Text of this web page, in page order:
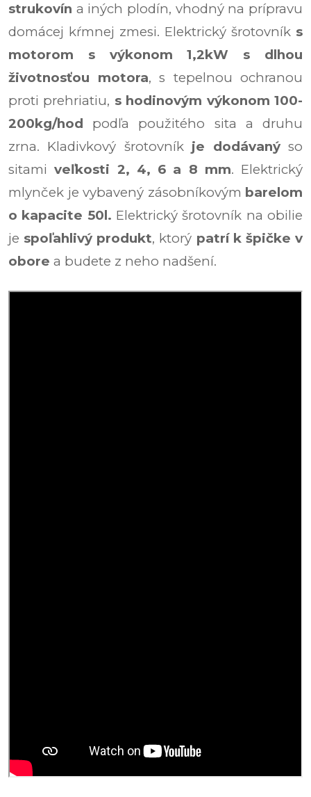
strukovín a iných plodín, vhodný na prípravu
domácej kŕmnej zmesi. Elektrický šrotovník s
motorom s výkonom 1,2kW s dlhou
životnosťou motora, s tepelnou ochranou
proti prehriatiu, s hodinovým výkonom 100-
200kg/hod podľa použitého sita a druhu
zrna. Kladivkový šrotovník je dodávanýso
sitamiveľkosti 2, 4, 6 a 8 mm. Elektrický
mlynček je vybavený zásobníkovým barelom
o kapacite 50l. Elektrický šrotovník na obilie
je spoľahlivý produkt, ktorý patrí k špičke v
obore a budete z neho nadšení.